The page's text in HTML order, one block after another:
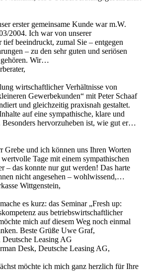
erster gemeinsame Kunde war m.W.
2004. Ich war von unserer
tief beeindruckt, zumal Sie – entgegen
– zu den sehr guten und seriösen
gehören. Wir…
wirtschaftlicher Verhältnisse von
Gewerbekunden“ mit Peter Schaaf
und gleichzeitig praxisnah gestaltet.
auf eine sympathische, klare und
Besonders hervorzuheben ist, wie gut er…
Grebe und ich können uns Ihren Worten
Tage mit einem sympathischen
– das konnte nur gut werden! Das harte
nicht angesehen – wohlwissend,…
Wittgenstein,
es kurz: das Seminar „Fresh up:
aus betriebswirtschaftlicher
mich auf diesem Weg noch einmal
Beste Grüße Uwe Graf,
Leasing AG
Desk, Deutsche Leasing AG,
möchte ich mich ganz herzlich für Ihre